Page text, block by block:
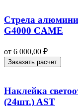
Стрела
G4000 CAME
от 6 000,00 ₽
Заказать расчет
Наклейка
(24шт.) AST